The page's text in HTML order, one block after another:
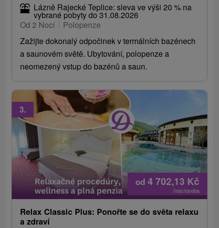
Lázně Rajecké Teplice: sleva ve výši 20 % na
vybrané pobyty do 31.08.2026
Od 2 Nocí
Polopenze
Zažijte dokonalý odpočinek v termálních bazénech
a saunovém světě. Ubytování, polopenze a
neomezený vstup do bazénů a saun.
od 4 702,13 Kč
/noc/osoba
3.
Relax Classic Plus: Ponořte se do světa relaxu
a zdraví